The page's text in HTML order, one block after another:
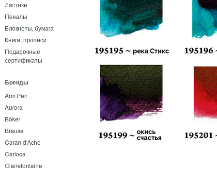
Ластики
Пеналы
Блокноты, бумага
Книги, прописи
Подарочные
сертификаты
Бренды
Arm.Pen
Aurora
Böker
Brause
Caran d’Ache
Carioca
Clairefontaine